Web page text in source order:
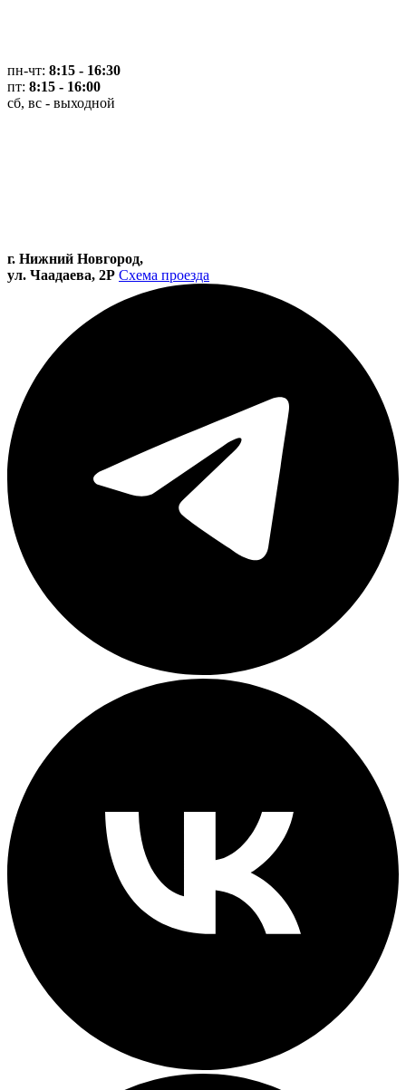
пн-чт: 8:15 - 16:30
пт: 8:15 - 16:00
сб, вс - выходной
г. Нижний Новгород,
ул. Чаадаева, 2Р Схема проезда